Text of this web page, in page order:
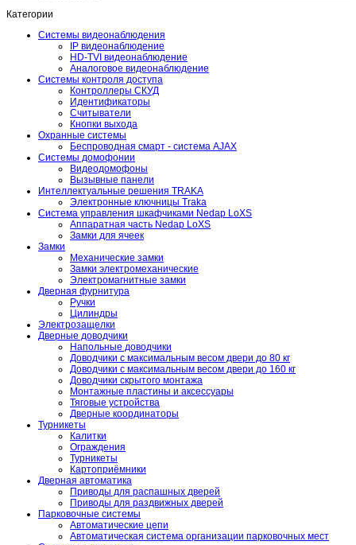
Категории
Системы видеонаблюдения
IP видеонаблюдение
HD-TVI видеонаблюдение
Аналоговое видеонаблюдение
Системы контроля доступа
Контроллеры СКУД
Идентификаторы
Считыватели
Кнопки выхода
Охранные системы
Беспроводная смарт - система AJAX
Системы домофонии
Видеодомофоны
Вызывные панели
Интеллектуальные решения TRAKA
Электронные ключницы Traka
Система управления шкафчиками Nedap LoXS
Аппаратная часть Nedap LoXS
Замки для ячеек
Замки
Механические замки
Замки электромеханические
Электромагнитные замки
Дверная фурнитура
Ручки
Цилиндры
Электрозащелки
Дверные доводчики
Напольные доводчики
Доводчики с максимальным весом двери до 80 кг
Доводчики с максимальным весом двери до 160 кг
Доводчики скрытого монтажа
Монтажные пластины и аксессуары
Тяговые устройства
Дверные координаторы
Турникеты
Калитки
Ограждения
Турникеты
Картоприёмники
Дверная автоматика
Приводы для распашных дверей
Приводы для раздвижных дверей
Парковочные системы
Автоматические цепи
Автоматическая система организации парковочных мест